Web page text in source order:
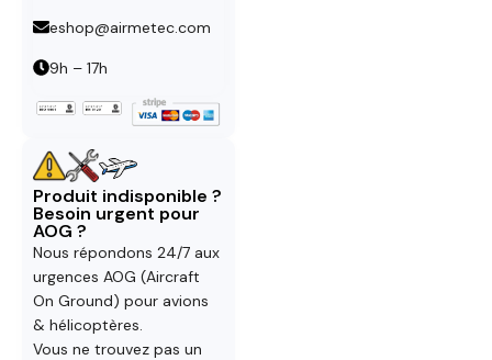
eshop@airmetec.com
9h – 17h
Produit indisponible ?
Besoin urgent pour
AOG ?
Nous répondons 24/7 aux
urgences AOG (Aircraft
On Ground) pour avions
& hélicoptères.
Vous ne trouvez pas un